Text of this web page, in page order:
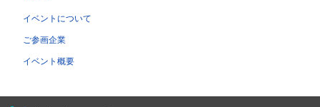
イベントについて
ご参画企業
イベント概要